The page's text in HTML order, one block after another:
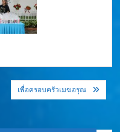
เพื่อครอบครัวเมฆอรุณ